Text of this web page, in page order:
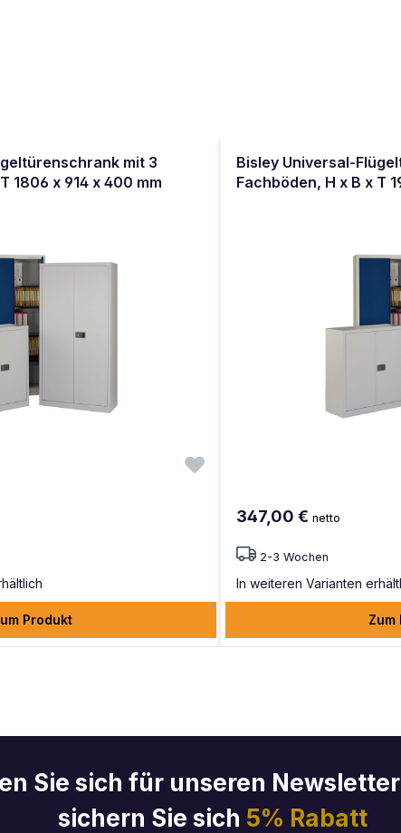
mit 3
1806 x 914 x 400 mm
Produkt
Bisley Universal-
Fachböden, H x B x T
347,00 € netto
2-3 Wochen
In weiteren Varianten
Zum
Sie sich für unseren
sichern Sie sich 5% Rabatt